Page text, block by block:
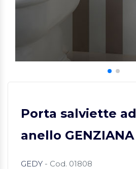
Porta salviette ad
anello GENZIANA
GEDY - Cod. 01808